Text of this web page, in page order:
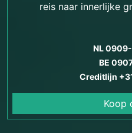
reis naar innerlijke
NL
BE
Creditlijn
Koop